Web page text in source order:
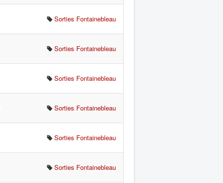
Sorties Fontainebleau
Sorties Fontainebleau
Sorties Fontainebleau
Sorties Fontainebleau
Sorties Fontainebleau
Sorties Fontainebleau